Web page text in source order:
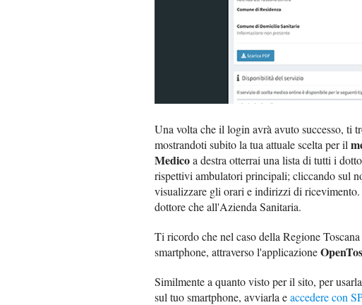
Una volta che il login avrà avuto successo, ti
mostrandoti subito la tua attuale scelta per il
Medicoa destra otterrai una lista di tutti i
rispettivi ambulatori principali; cliccando sul
visualizzare gli orari e indirizzi di
dottore che all'Azienda Sanitaria.
Ti ricordo che nel caso della Regione
smartphone, attraverso l'applicazione
Similmente a quanto visto per il sito, per
sul tuo smartphone, avviarla eaccedere con